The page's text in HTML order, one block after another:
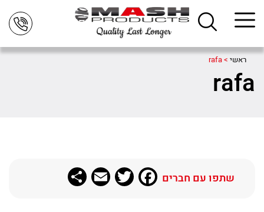
ראשי >
rafa
rafa
שתפו עם חברים Facebook
Twitter
Email